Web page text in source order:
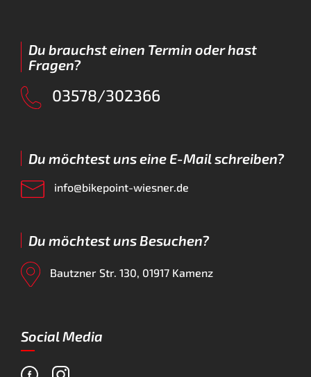
Du brauchst einen Termin oder hast
Fragen?
03578/302366
Du möchtest uns eine E-Mail schreiben?
info@bikepoint-wiesner.de
Du möchtest uns Besuchen?
Bautzner Str. 130, 01917 Kamenz
Social Media